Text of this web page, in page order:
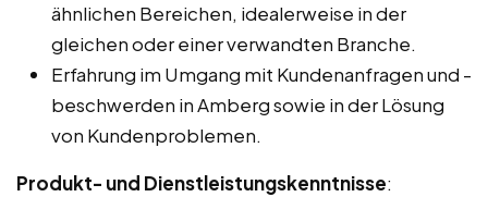
ähnlichen Bereichen, idealerweise in der
gleichen oder einer verwandten Branche.
Erfahrung im Umgang mit Kundenanfragen und -
beschwerden in Amberg sowie in der Lösung
von Kundenproblemen.
Produkt- und Dienstleistungskenntnisse: